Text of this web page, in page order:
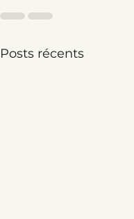
Posts récents